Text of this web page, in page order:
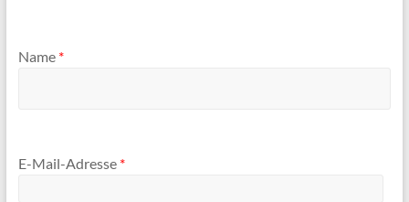
Name *
E-Mail-Adresse *